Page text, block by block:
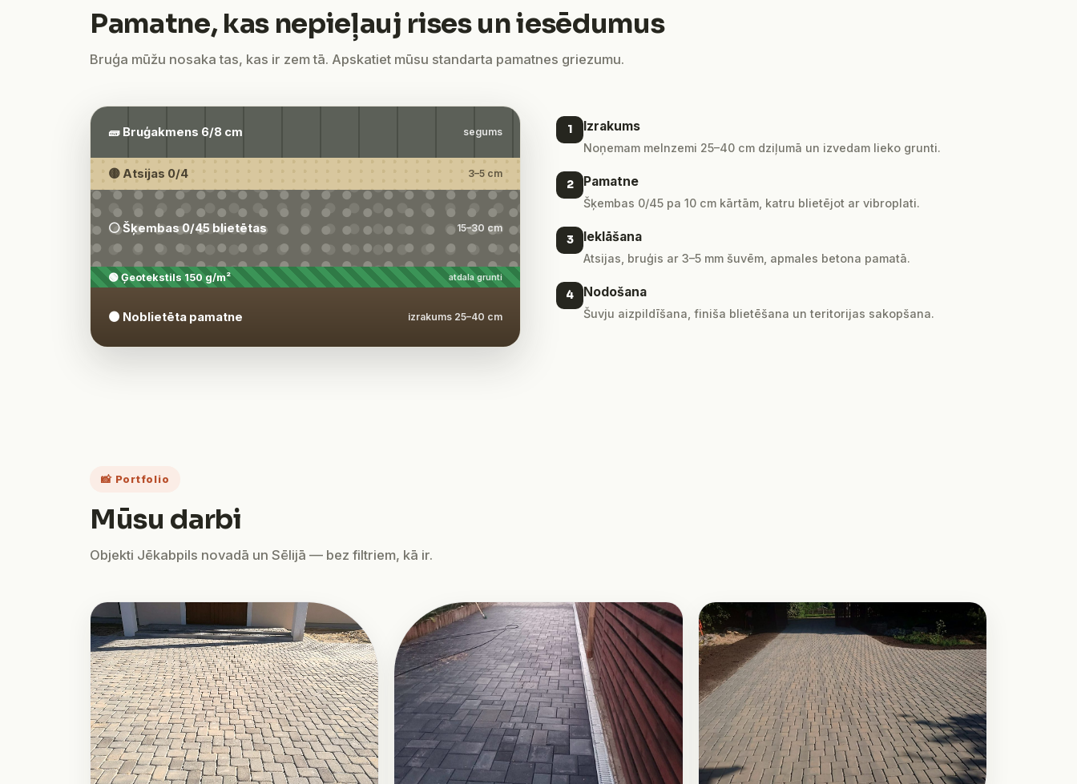
Pamatne, kas nepieļauj rises un iesēdumus
Bruģa mūžu nosaka tas, kas ir zem tā. Apskatiet mūsu standarta pamatnes griezumu.
🧱 Bruģakmens 6/8 cm segums
🟡 Atsijas 0/4 3–5 cm
⚪ Šķembas 0/45 blietētas 15–30 cm
🟢 Ģeotekstils 150 g/m² atdala grunti
🟤 Noblietēta pamatne izrakums 25–40 cm
1 Izrakums
Noņemam melnzemi 25–40 cm dziļumā un izvedam lieko grunti.
2 Pamatne
Šķembas 0/45 pa 10 cm kārtām, katru blietējot ar vibroplati.
3 Ieklāšana
Atsijas, bruģis ar 3–5 mm šuvēm, apmales betona pamatā.
4 Nodošana
Šuvju aizpildīšana, finiša blietēšana un teritorijas sakopšana.
📸 Portfolio
Mūsu darbi
Objekti Jēkabpils novadā un Sēlijā — bez filtriem, kā ir.